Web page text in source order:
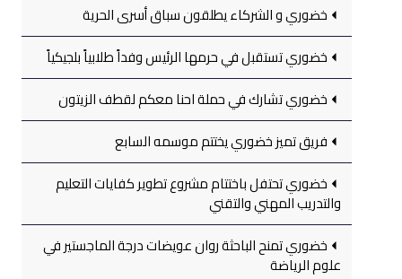
خضوري و الشركاء يطلقون سباق أسرى الحرية
خضوري تستقبل في حرمها الرئيس وفداً طلابياً بلجيكياً
خضوري تشارك في حملة احنا معكم لقطف الزيتون
فريق تميز خضوري يختتم موسمه السابع
خضوري تحتفل باختتام مشروع تطوير كفايات التعليم
والتدريب المهني والتقني
خضوري تمنح الباحثة روان عويضات درجة الماجستير في
علوم الرياضة